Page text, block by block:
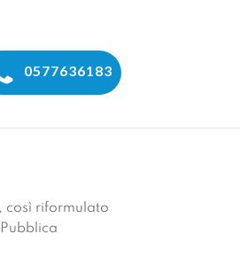
0577636183
così riformulato